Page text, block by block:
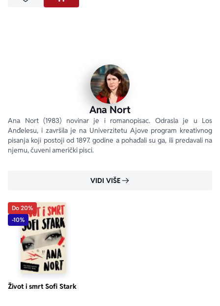
Dodaj u omiljeneDODAJ U KORPU
Ana Nort
Ana Nort (1983) novinar je i romanopisac. Odrasla je u Los
Anđelesu, i završila je na Univerzitetu Ajove program kreativnog
pisanja koji postoji od 1897. godine a pohađali su ga, ili predavali na
njemu, čuveni američki pisci.
VIDI VIŠE
Do 20%
-10%
Život i smrt Sofi Stark